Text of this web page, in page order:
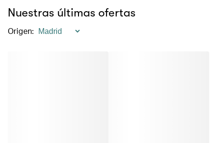
Nuestras últimas ofertas
Origen: